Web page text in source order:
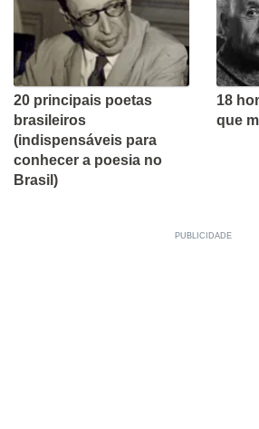
20 principais poetas
brasileiros
(indispensáveis para
conhecer a poesia no
Brasil)
18
que